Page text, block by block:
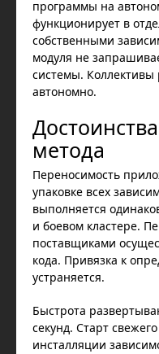
программы на
функционирует в
собственными
модуля не
системы.
автономно.
метода
Переносимость
упаковке всех
выполняется
и боевом кластере.
поставщиками
кода. Привязка к
устраняется.
Быстрота
секунд. Старт
инсталляции